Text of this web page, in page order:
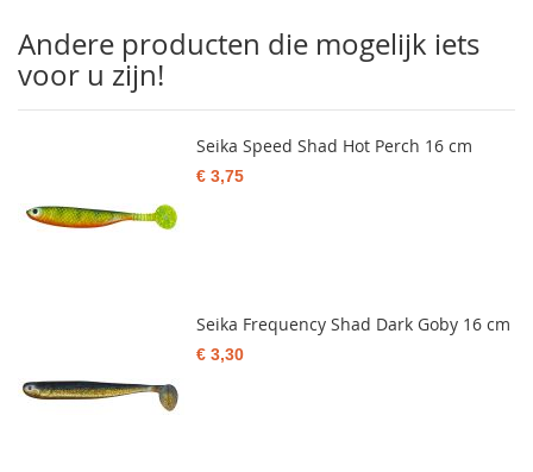
Andere producten die mogelijk iets
voor u zijn!
Seika Speed Shad Hot Perch 16 cm
€ 3,75
Seika Frequency Shad Dark Goby 16 cm
€ 3,30